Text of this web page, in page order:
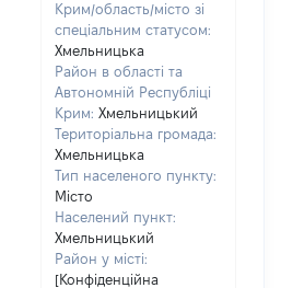
Крим/область/місто зі
спеціальним статусом:
Хмельницька
Район в області та
Автономній Республіці
Крим: Хмельницький
Територіальна громада:
Хмельницька
Тип населеного пункту:
Місто
Населений пункт:
Хмельницький
Район у місті:
[Конфіденційна